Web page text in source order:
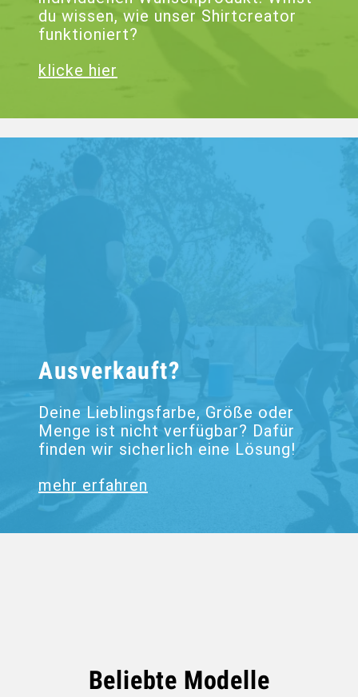
du wissen, wie unser Shirtcreator
funktioniert?
klicke hier
Ausverkauft?
Deine Lieblingsfarbe, Größe oder
Menge ist nicht verfügbar? Dafür
finden wir sicherlich eine Lösung!
mehr erfahren
Beliebte Modelle